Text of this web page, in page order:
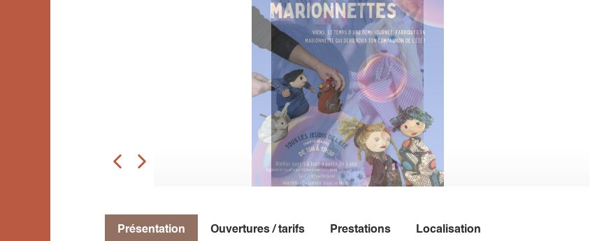
Présentation Ouvertures / tarifs Prestations Localisation